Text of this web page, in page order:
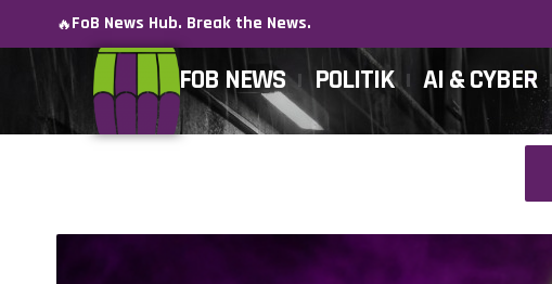
🔥FoB News Hub. Break the News.
FOB NEWS POLITIK AI & CYBER